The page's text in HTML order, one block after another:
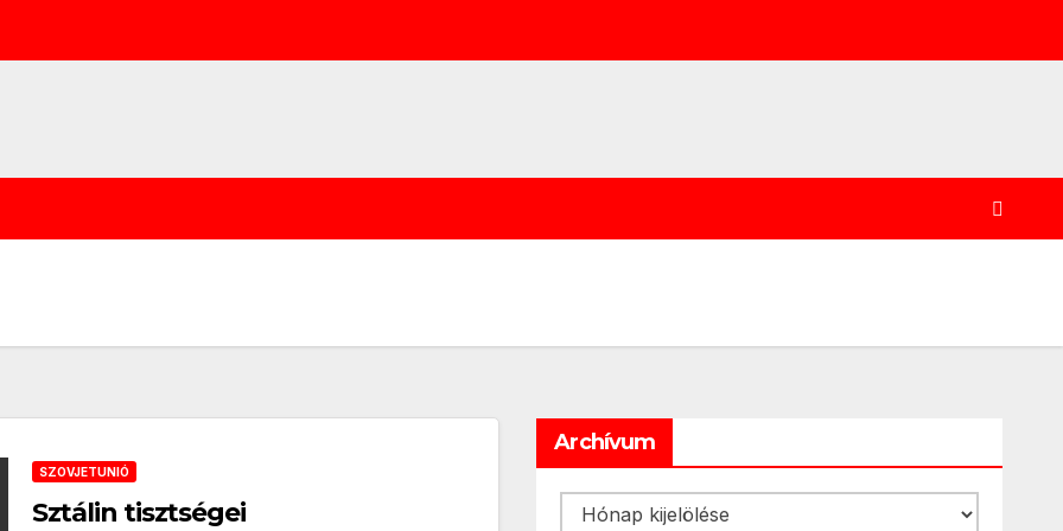
SZOVJETUNIÓ
Sztálin tisztségei
Archívum
Archívum